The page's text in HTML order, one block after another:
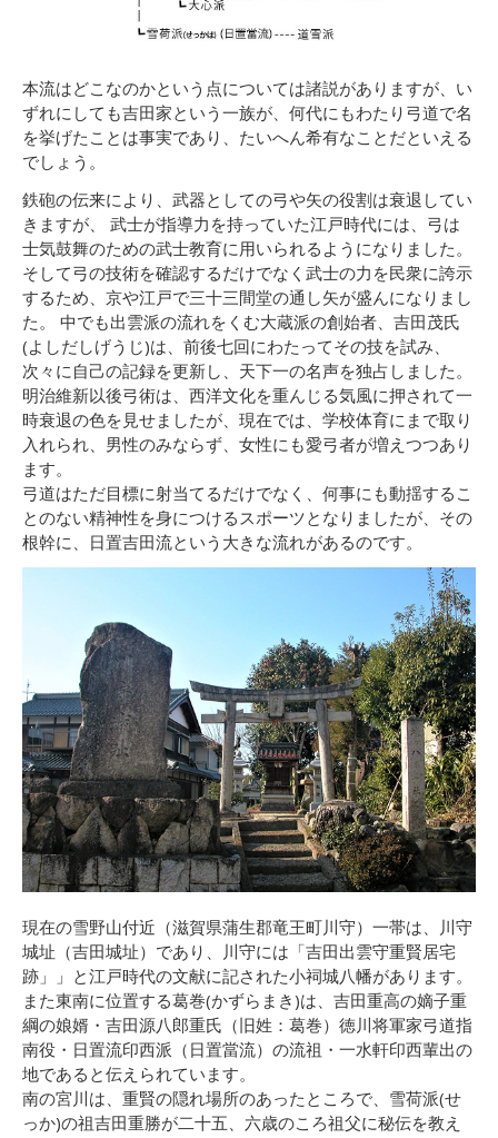
本流はどこなのかという点については諸説がありますが、い
ずれにしても吉田家という一族が、何代にもわたり弓道で名
を挙げたことは事実であり、たいへん希有なことだといえる
でしょう。
鉄砲の伝来により、武器としての弓や矢の役割は衰退してい
きますが、 武士が指導力を持っていた江戸時代には、弓は
士気鼓舞のための武士教育に用いられるようになりました。
そして弓の技術を確認するだけでなく武士の力を民衆に誇示
するため、京や江戸で三十三間堂の通し矢が盛んになりまし
た。 中でも出雲派の流れをくむ大蔵派の創始者、吉田茂氏
(よしだしげうじ)は、前後七回にわたってその技を試み、
次々に自己の記録を更新し、天下一の名声を独占しました。
明治維新以後弓術は、西洋文化を重んじる気風に押されて一
時衰退の色を見せましたが、現在では、学校体育にまで取り
入れられ、男性のみならず、女性にも愛弓者が増えつつあり
ます。
弓道はただ目標に射当てるだけでなく、何事にも動揺するこ
とのない精神性を身につけるスポーツとなりましたが、その
根幹に、日置吉田流という大きな流れがあるのです。
現在の雪野山付近（滋賀県蒲生郡竜王町川守）一帯は、川守
城址（吉田城址）であり、川守には「吉田出雲守重賢居宅
跡」」と江戸時代の文献に記された小祠城八幡があります。
また東南に位置する葛巻(かずらまき)は、吉田重高の嫡子重
綱の娘婿・吉田源八郎重氏（旧姓：葛巻）徳川将軍家弓道指
南役・日置流印西派（日置當流）の流祖・一水軒印西輩出の
地であると伝えられています。
南の宮川は、重賢の隠れ場所のあったところで、雪荷派(せ
っか)の祖吉田重勝が二十五、六歳のころ祖父に秘伝を教え